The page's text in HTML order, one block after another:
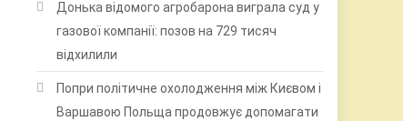
Донька відомого агробарона виграла суд у
газової компанії: позов на 729 тисяч
відхилили
Попри політичне охолодження між Києвом і
Варшавою Польща продовжує допомагати